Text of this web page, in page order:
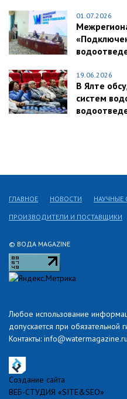
01.07.2026
19.06.2026
В Ялте
систем
© ВОДА MAGAZINE
Любое использование
допускается при обязательной
Контакты: info@watermagazine.ru
ГЛАВНОЕ НОВОСТИ НАУЧНЫЕ
ПРОИЗВОДИТЕЛИ И ПОСТАВЩИКИ
Создание сайта
ВЕБ-СТУДИЯ «SITE&SEO»